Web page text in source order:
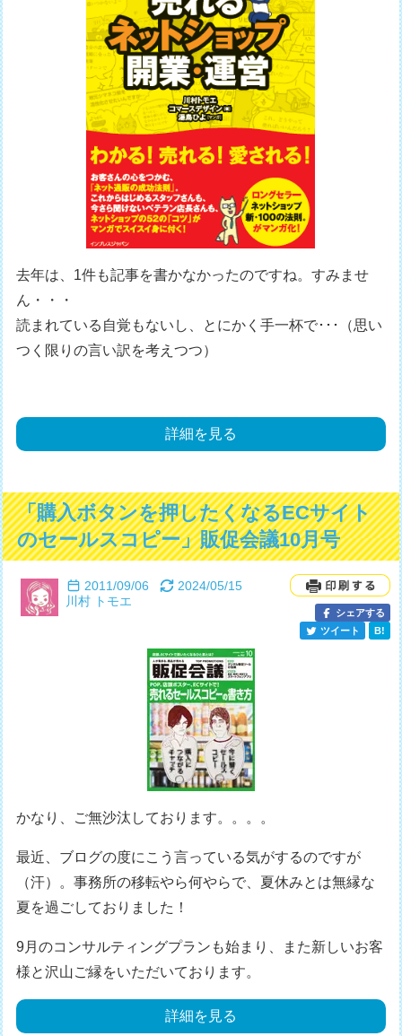
去年は、1件も記事を書かなかったのですね。すみませ
ん・・・
読まれている自覚もないし、とにかく手一杯で･･･（思い
つく限りの言い訳を考えつつ）
詳細を見る
「購入ボタンを押したくなるECサイト
のセールスコピー」販促会議10月号
2011/09/06
2024/05/15
川村 トモエ
シェアする
ツイート
B!
かなり、ご無沙汰しております。。。。
最近、ブログの度にこう言っている気がするのですが
（汗）。事務所の移転やら何やらで、夏休みとは無縁な
夏を過ごしておりました！
9月のコンサルティングプランも始まり、また新しいお客
様と沢山ご縁をいただいております。
詳細を見る